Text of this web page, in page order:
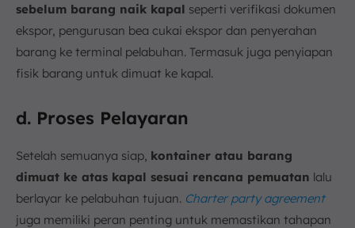
sebelum barang naik kapal seperti verifikasi dokumen
ekspor, pengurusan bea cukai ekspor dan penyerahan
barang ke terminal pelabuhan. Termasuk juga penyiapan
fisik barang untuk dimuat ke kapal.
d. Proses Pelayaran
Setelah semuanya siap, kontainer atau barang
dimuat ke atas kapal sesuai rencana pemuatan lalu
berlayar ke pelabuhan tujuan. Charter party agreement
juga memiliki peran penting untuk memastikan tahapan